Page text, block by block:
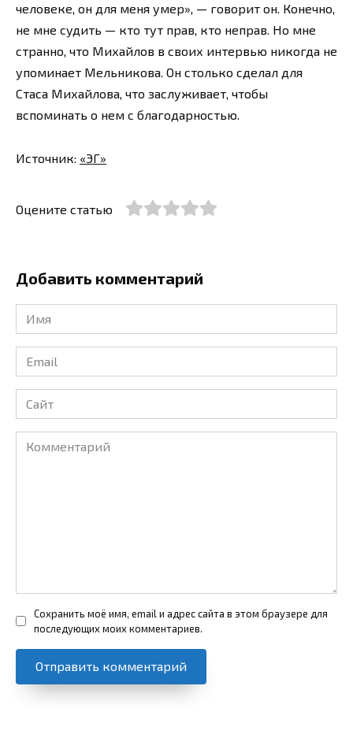
человеке, он для меня умер», — говорит он. Конечно,
не мне судить — кто тут прав, кто неправ. Но мне
странно, что Михайлов в своих интервью никогда не
упоминает Мельникова. Он столько сделал для
Стаса Михайлова, что заслуживает, чтобы
вспоминать о нем с благодарностью.
Источник: «ЭГ»
Оцените статью
Добавить комментарий
Имя
*
Email
*
Сайт
Комментарий
Сохранить моё имя, email и адрес сайта в этом браузере для
последующих моих комментариев.